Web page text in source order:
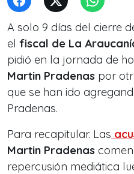
A solo 9 días del cierre
el fiscal de La
pidió en la jornada de
Martin Pradenas por
que se han ido
Pradenas.
Para recapitular. Las
Martin Pradenas
repercusión mediática